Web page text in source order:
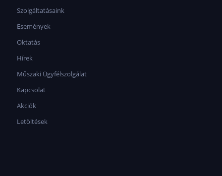
Szolgáltatásaink
Események
Oktatás
Hírek
Műszaki Ügyfélszolgálat
Kapcsolat
Akciók
Letöltések